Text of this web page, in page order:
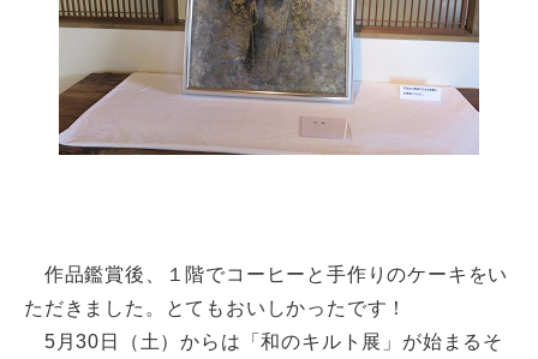
作品鑑賞後、１階でコーヒーと手作りのケーキをい
ただきました。とてもおいしかったです！
5月30日（土）からは「和のキルト展」が始まるそ